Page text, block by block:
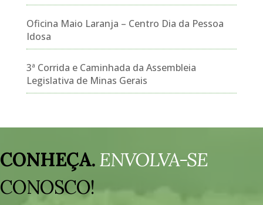
Oficina Maio Laranja – Centro Dia da Pessoa
Idosa
3ª Corrida e Caminhada da Assembleia
Legislativa de Minas Gerais
de
vídeo
CONHEÇA.ENVOLVA-SE
CONOSCO!